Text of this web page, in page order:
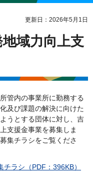
更新日：2026年5月1日
域力向上支
管内の事業所に勤務する
及び課題の解決に向けた
うとする団体に対し、吉
支援金事業を募集しま
集チラシをご覧くださ
ラシ（PDF：396KB）